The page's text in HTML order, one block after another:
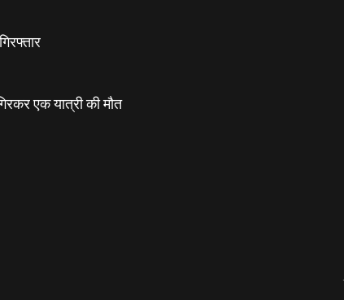
एक यात्री की मौत